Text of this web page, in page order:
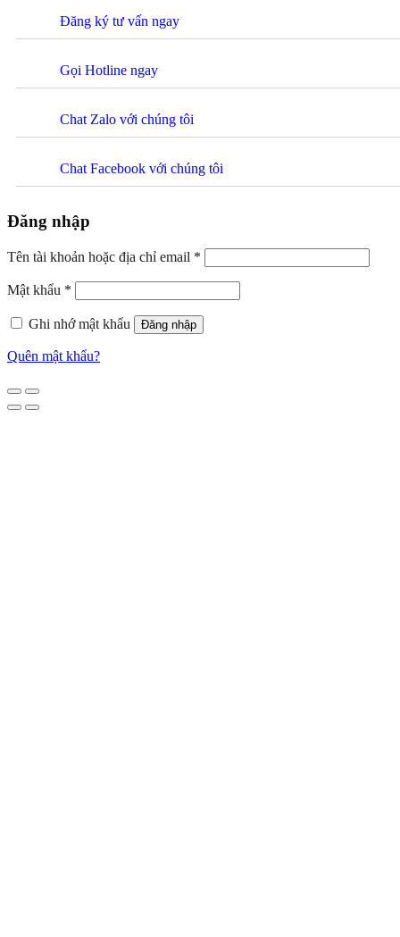
Đăng ký tư vấn ngay
Gọi Hotline ngay
Chat Zalo với chúng tôi
Chat Facebook với chúng tôi
Đăng nhập
Tên tài khoản hoặc địa chỉ email *
Mật khẩu *
Ghi nhớ mật khẩu Đăng nhập
Quên mật khẩu?